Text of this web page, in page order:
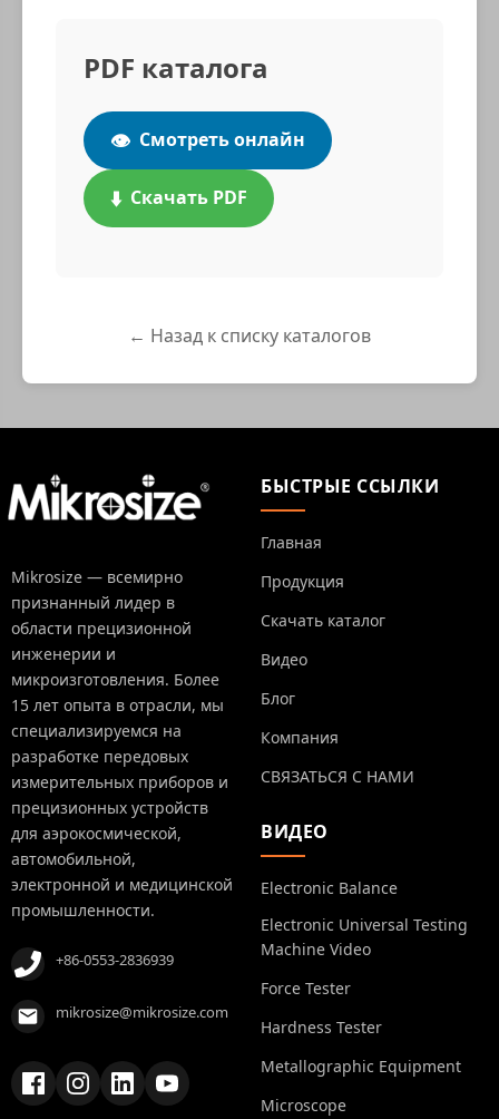
PDF каталога
👁️ Смотреть онлайн
⬇️ Скачать PDF
← Назад к списку каталогов
Mikrosize — всемирно
признанный лидер в
области прецизионной
инженерии и
микроизготовления. Более
15 лет опыта в отрасли, мы
специализируемся на
разработке передовых
измерительных приборов и
прецизионных устройств
для аэрокосмической,
автомобильной,
электронной и медицинской
промышленности.
+86-0553-2836939
mikrosize@mikrosize.com
БЫСТРЫЕ ССЫЛКИ
Главная
Продукция
Скачать каталог
Видео
Блог
Компания
СВЯЗАТЬСЯ С НАМИ
ВИДЕО
Electronic Balance
Electronic Universal Testing
Machine Video
Force Tester
Hardness Tester
Metallographic Equipment
Microscope